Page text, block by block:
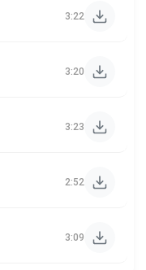
3:22
3:20
3:23
2:52
3:09